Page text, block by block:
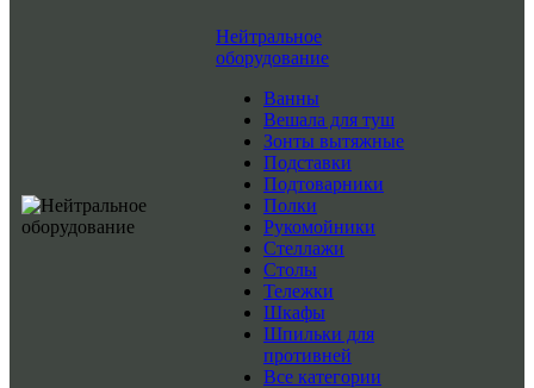
Нейтральное
оборудование
Ванны
Вешала для туш
Зонты вытяжные
Подставки
Подтоварники
Полки
Рукомойники
Стеллажи
Столы
Тележки
Шкафы
Шпильки для
противней
Все категории